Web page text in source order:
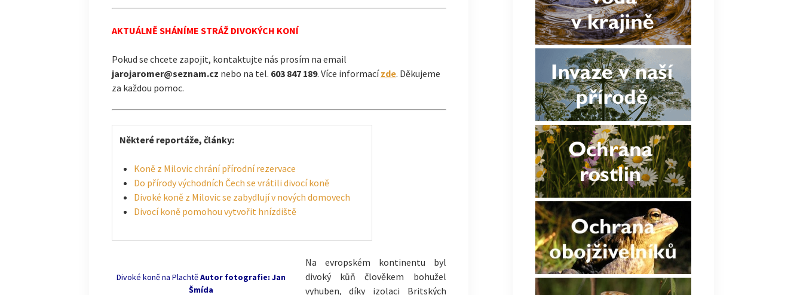
AKTUÁLNĚ SHÁNÍME STRÁŽ DIVOKÝCH KONÍ
Pokud se chcete zapojit, kontaktujte nás prosím na email
jarojaromer@seznam.cz nebo na tel. 603 847 189. Více informacízde. Děkujeme
za každou pomoc.
Některé reportáže, články:
Koně z Milovic chrání přírodní rezervace
Do přírody východních Čech se vrátili divocí koně
Divoké koně z Milovic se zabydlují v nových domovech
Divocí koně pomohou vytvořit hnízdiště
Divoké koně na PlachtěAutor fotografie: Jan
Šmída
Na evropském kontinentu byl
divoký kůň člověkem bohužel
vyhuben, díky izolaci Britských